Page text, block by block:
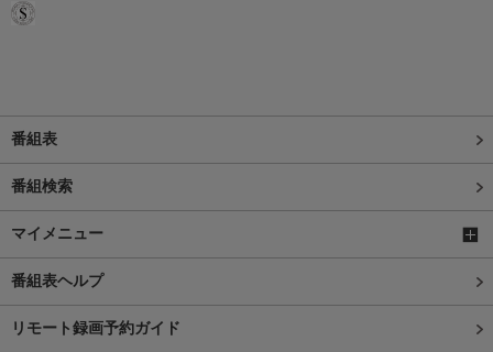
番組表
番組検索
マイメニュー
番組表ヘルプ
リモート録画予約ガイド